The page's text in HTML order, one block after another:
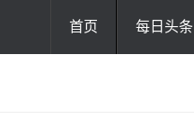
首页 每日头条